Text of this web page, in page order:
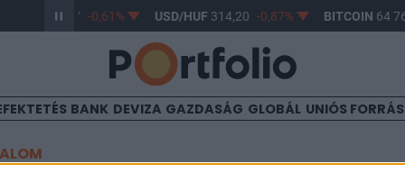
363,17 -0,61% USD/HUF314,20 -0,87% BITCOIN64
BANK DEVIZA GAZDASÁG GLOBÁL UNIÓS